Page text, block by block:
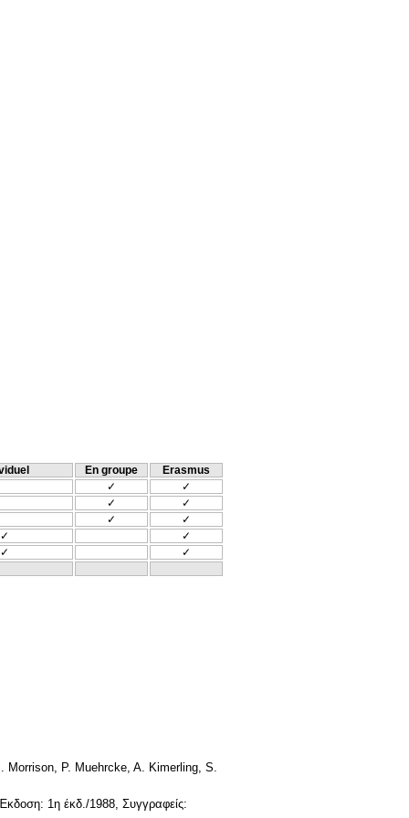
En groupe
Erasmus
✓
✓
✓
✓
✓
✓
✓
✓
✓
✓
P. Muehrcke, A. Kimerling, S.
1η έκδ./1988, Συγγραφείς: